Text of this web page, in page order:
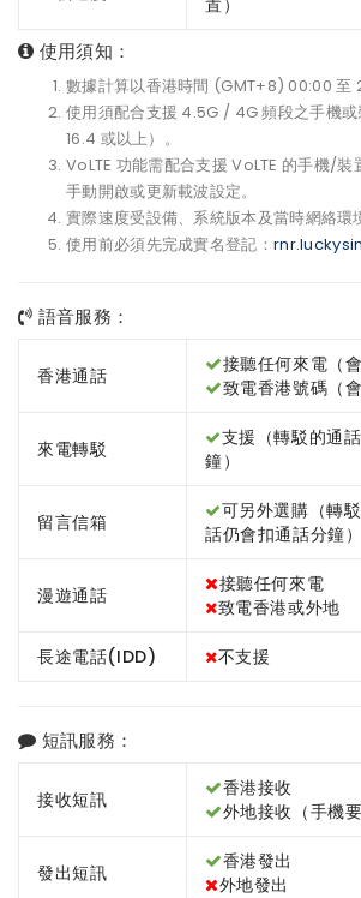
使用須知：
數據計算以香港時間 (GMT+8) 00:00 至
使用須配合支援 4.5G / 4G 頻段之手機
16.4 或以上）。
VoLTE 功能需配合支援 VoLTE 的手機/
手動開啟或更新載波設定。
實際速度受設備、系統版本及當時網絡環
使用前必須先完成實名登記：
語音服務：
香港通話
接聽任何來電（
致電香港號碼（
來電轉駁
支援（轉駁的通
鐘）
留言信箱
可另外選購（轉
話仍會扣通話分鐘）
漫遊通話
接聽任何來電
致電香港或外地
長途電話(IDD) 不支援
短訊服務：
接收短訊
香港接收
外地接收（手機
發出短訊
香港發出
外地發出